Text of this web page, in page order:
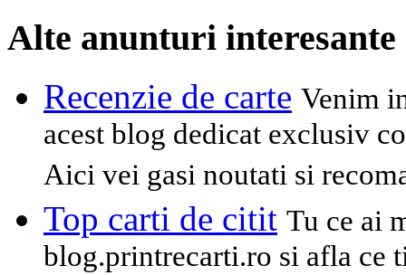
Alte anunturi interesante
Recenzie de carte Venim
acest blog dedicat exclusiv
Aici vei gasi noutati si
Top carti de citit Tu ce ai
blog.printrecarti.ro si afla ce